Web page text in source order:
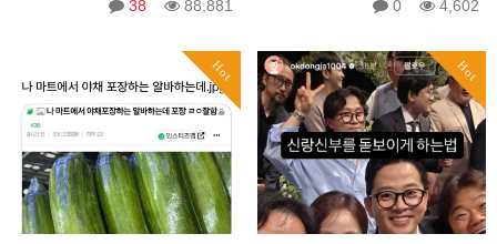
38 88,881 0 4,602
Hot Hot